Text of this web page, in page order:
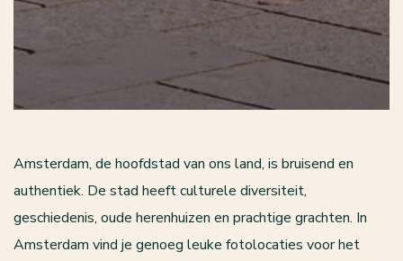
Amsterdam, de hoofdstad van ons land, is bruisend en
authentiek. De stad heeft culturele diversiteit,
geschiedenis, oude herenhuizen en prachtige grachten. In
Amsterdam vind je genoeg leuke fotolocaties voor het